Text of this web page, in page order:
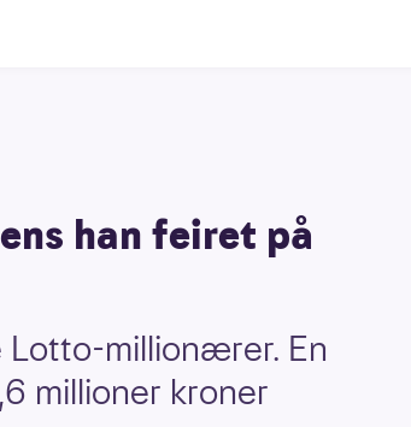
han feiret på
Lotto-millionærer. En
millioner kroner